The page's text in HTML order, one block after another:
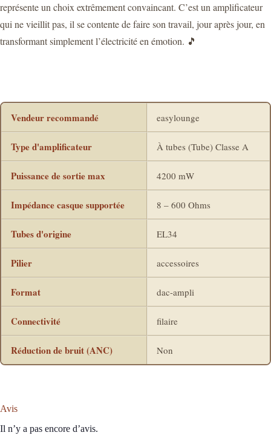
représente un choix extrêmement convaincant. C’est un amplificateur
qui ne vieillit pas, il se contente de faire son travail, jour après jour, en
transformant simplement l’électricité en émotion. 🎵
Vendeur recommandé easylounge
Type d'amplificateur À tubes (Tube) Classe A
Puissance de sortie max 4200 mW
Impédance casque supportée 8 – 600 Ohms
Tubes d'origine EL34
Pilier accessoires
Format dac-ampli
Connectivité filaire
Réduction de bruit (ANC) Non
Avis
Il n’y a pas encore d’avis.